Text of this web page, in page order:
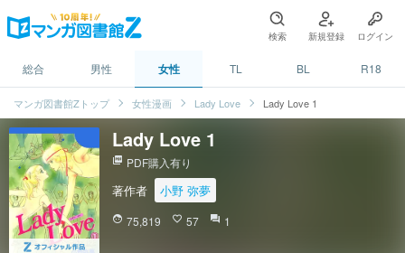
検索 新規登録 ログイン
総合 男性 女性 TL BL R18
マンガ図書館Zトップ 女性漫画 Lady Love Lady Love 1
Lady Love 1
picture_as_pdf PDF購入有り
著作者 小野 弥夢
face 75,819 favorite_border 57 question_answer 1